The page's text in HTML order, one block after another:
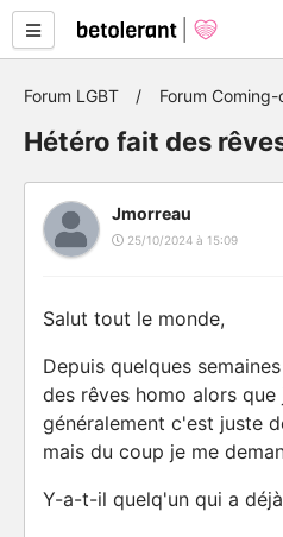
Forum LGBT Forum Coming-
Hétéro fait des
Jmorreau
25/10/2024 à 15:09
Salut tout le monde,
Depuis quelques
des rêves homo alors que
généralement c'est juste
mais du coup je me
Y-a-t-il quelq'un qui a